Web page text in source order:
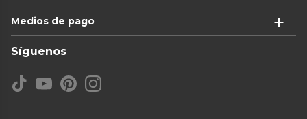
Medios de pago
Síguenos